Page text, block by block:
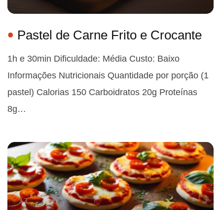
Pastel de Carne Frito e Crocante
1h e 30min Dificuldade: Média Custo: Baixo
Informações Nutricionais Quantidade por porção (1
pastel) Calorias 150 Carboidratos 20g Proteínas
8g…